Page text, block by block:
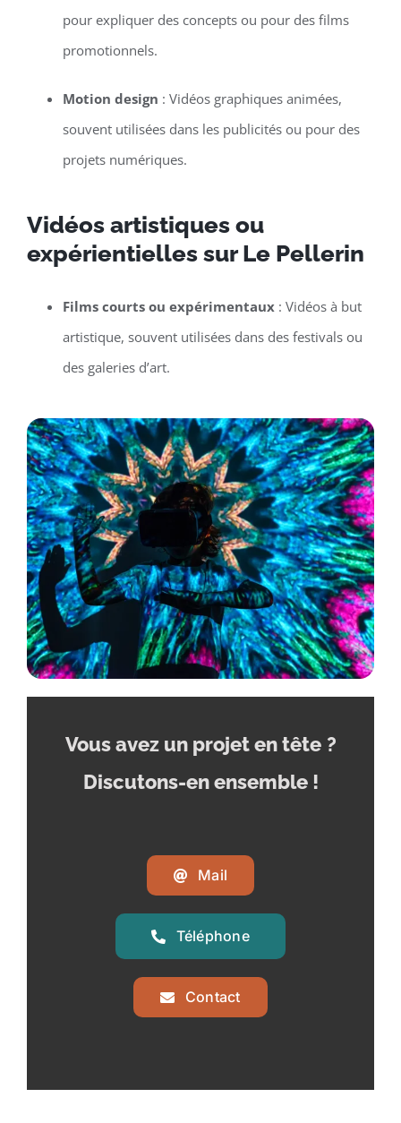
pour expliquer des concepts ou pour des films
promotionnels.
Motion design : Vidéos graphiques animées,
souvent utilisées dans les publicités ou pour des
projets numériques.
Vidéos artistiques ou
expérientielles sur Le Pellerin
Films courts ou expérimentaux: Vidéos à but
artistique, souvent utilisées dans des festivals ou
des galeries d’art.
Vous avez un projet en tête ?
Discutons-en ensemble !
Mail
Téléphone
Contact